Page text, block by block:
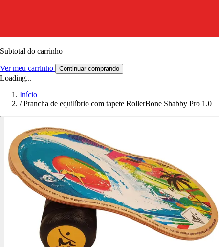
Subtotal do carrinho
Ver meu carrinho Continuar comprando
Loading...
Início
/ Prancha de equilíbrio com tapete RollerBone Shabby Pro 1.0